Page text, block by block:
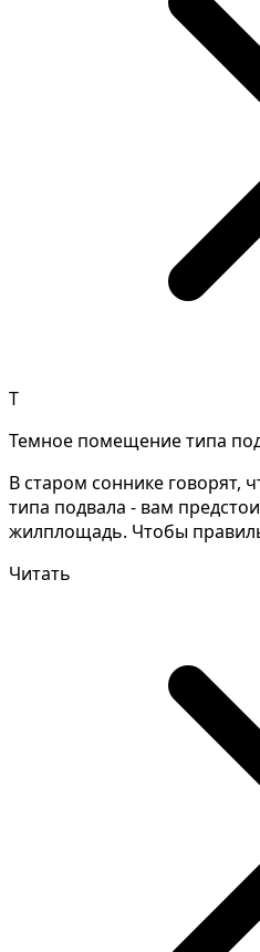
Т
Темное помещение типа
В старом соннике говорят,
типа подвала - вам
жилплощадь. Чтобы
Читать